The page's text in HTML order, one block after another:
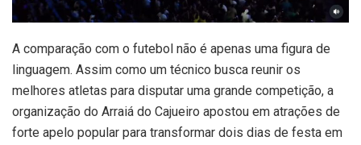
A comparação com o futebol não é apenas uma figura de
linguagem. Assim como um técnico busca reunir os
melhores atletas para disputar uma grande competição, a
organização do Arraiá do Cajueiro apostou em atrações de
forte apelo popular para transformar dois dias de festa em